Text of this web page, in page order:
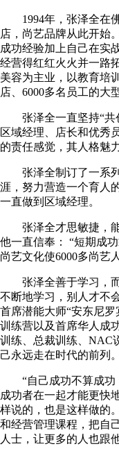
1994年，张泽全在
店，尚艺品牌从此开始
成功经验加上自己在实
经营得红红火火并一路
美容为主业，以教育培
店、6000多名员工的
张泽全一直坚持“
区域经理、店长和优秀
的责任感觉，其人格魅
张泽全制订了一系
涯，努力营造一个育人
一直做到区域经理。
张泽全才思敏捷，
他一直信奉： “短期成
尚艺文化使6000多尚艺
张泽全善于学习，
不断地学习，别人才不
首席潜能大师“安东尼
训练营以及首席华人成
训练、总裁训练、
己永远走在时代的前列。
“自己成功不算成
成功者在一起才能更快
样说的，也是这样做的
和经营管理课程，把自
人士，让更多的人也跟